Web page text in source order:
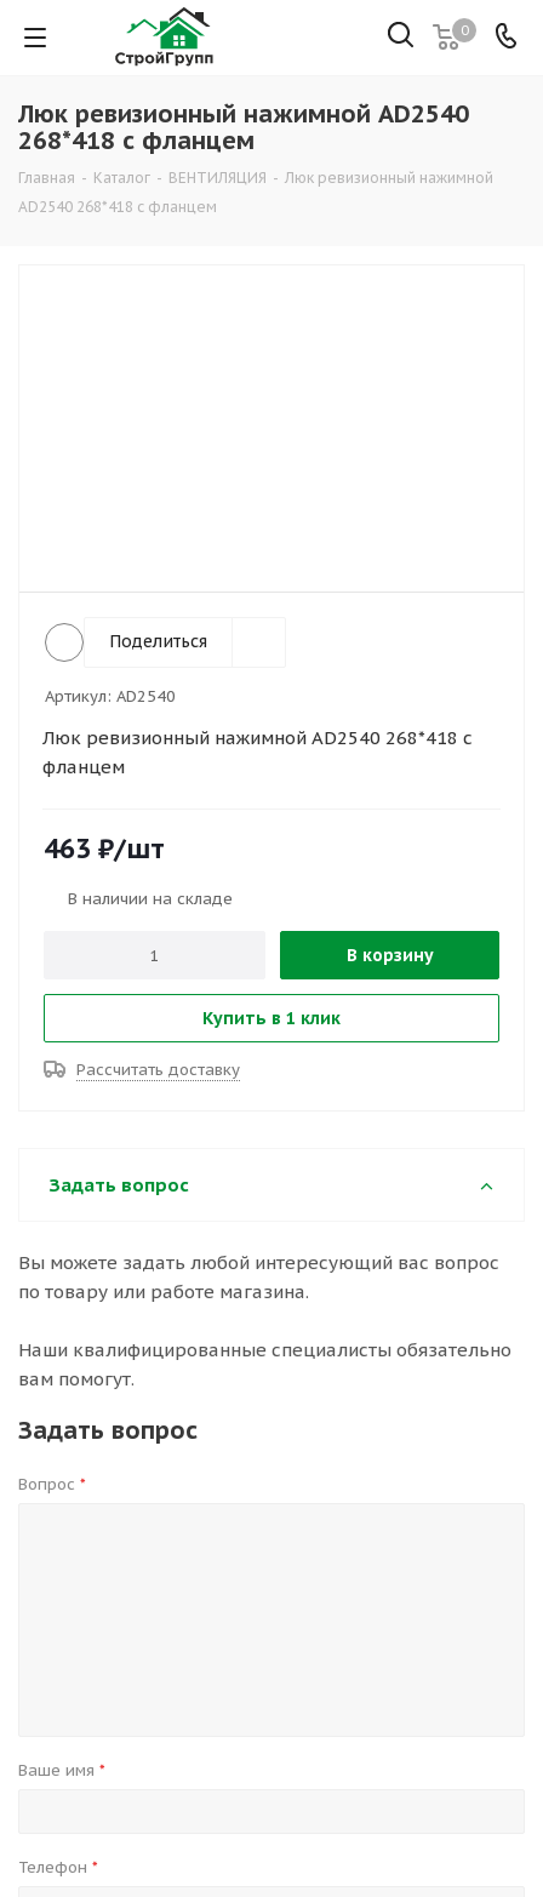
0
Люк ревизионный нажимной AD2540
268*418 с фланцем
Главная - Каталог - ВЕНТИЛЯЦИЯ - Люк ревизионный нажимной
AD2540 268*418 с фланцем
Поделиться
Артикул: AD2540
Люк ревизионный нажимной AD2540 268*418 с
фланцем
463 ₽/шт
В наличии на складе
В корзину
Купить в 1 клик
Рассчитать доставку
Задать вопрос
Вы можете задать любой интересующий вас вопрос
по товару или работе магазина.
Наши квалифицированные специалисты обязательно
вам помогут.
Задать вопрос
Вопрос *
Ваше имя *
Телефон *